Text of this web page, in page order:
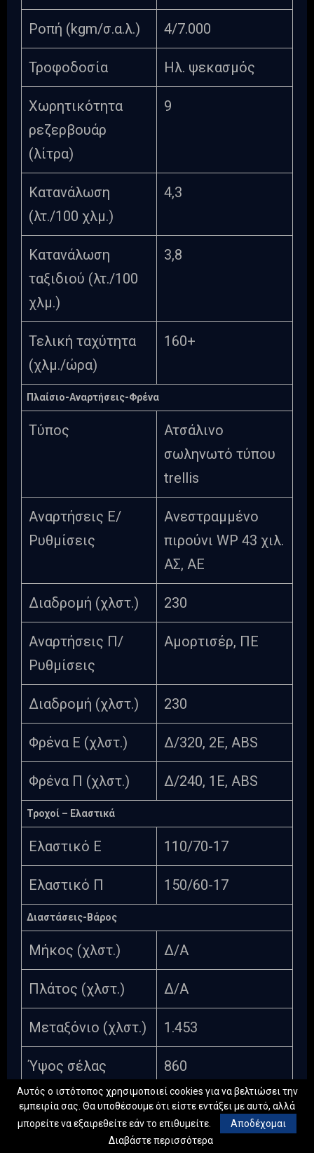
Ροπή (kgm/σ.α.λ.) 4/7.000
Τροφοδοσία Ηλ. ψεκασμός
Χωρητικότητα
ρεζερβουάρ
(λίτρα)
9
Κατανάλωση
(λτ./100 χλμ.)
4,3
Κατανάλωση
ταξιδιού (λτ./100
χλμ.)
3,8
Τελική ταχύτητα
(χλμ./ώρα)
160+
Πλαίσιο-Αναρτήσεις-Φρένα
Τύπος
Ατσάλινο
σωληνωτό τύπου
trellis
Αναρτήσεις Ε/
Ρυθμίσεις
Ανεστραμμένο
πιρούνι WP 43 χιλ.
ΑΣ, ΑΕ
Διαδρομή (χλστ.) 230
Αναρτήσεις Π/
Ρυθμίσεις
Αμορτισέρ, ΠΕ
Διαδρομή (χλστ.) 230
Φρένα Ε (χλστ.) Δ/320, 2Ε, ABS
Φρένα Π (χλστ.) Δ/240, 1Ε, ABS
Τροχοί – Ελαστικά
Ελαστικό Ε 110/70-17
Ελαστικό Π 150/60-17
Διαστάσεις-Βάρος
Μήκος (χλστ.) Δ/Α
Πλάτος (χλστ.) Δ/Α
Μεταξόνιο (χλστ.) 1.453
Ύψος σέλας
(χλστ.)
860
Βάρος (κιλά) 161
Αυτός ο ιστότοπος χρησιμοποιεί cookies για να βελτιώσει την
εμπειρία σας. Θα υποθέσουμε ότι είστε εντάξει με αυτό, αλλά
μπορείτε να εξαιρεθείτε εάν το επιθυμείτε.
Αποδέχομαι
Διαβάστε περισσότερα